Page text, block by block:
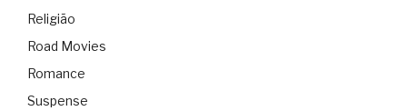
Religião
Road Movies
Romance
Suspense